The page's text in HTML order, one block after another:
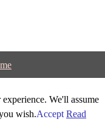
We'll assume
wish.Accept Read